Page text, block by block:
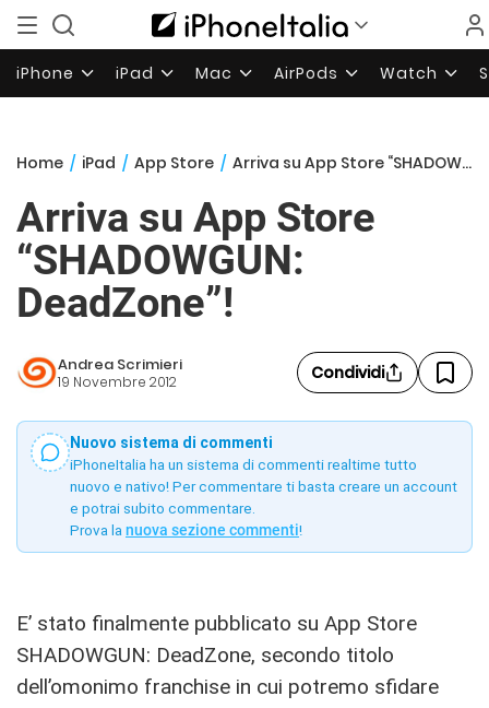
iPhone iPad Mac AirPods Watch
Home / iPad / App Store / Arriva su App Store “SHADOWGUN: DeadZone”!
Arriva su App Store
“SHADOWGUN:
DeadZone”!
Andrea Scrimieri
19 Novembre 2012 Condividi
Nuovo sistema di commenti
iPhoneItalia ha un sistema di commenti realtime tutto
nuovo e nativo! Per commentare ti basta creare un account
e potrai subito commentare.
Prova la nuova sezione commenti!
E’ stato finalmente pubblicato su App Store
SHADOWGUN: DeadZone, secondo titolo
dell’omonimo franchise in cui potremo sfidare